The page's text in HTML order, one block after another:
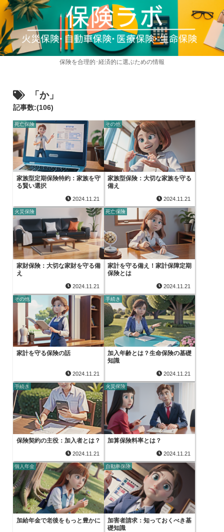
保険を合理的･経済的に選ぶための情報
「か」
記事数:(106)
死亡保険
家族型定期保険特約：家族を守
る賢い選択
2024.11.21
その他
家族型保険：大切な家族を守る
備え
2024.11.21
火災保険
家財保険：大切な家財を守る備
え
2024.11.21
死亡保険
家計を守る備え！家計保障定期
保険とは
2024.11.21
その他
家計を守る保険の話
2024.11.21
手続き
加入年齢とは？生命保険の基礎
知識
2024.11.21
手続き
保険契約の主役：加入者とは？
2024.11.21
火災保険
加算保険料率とは？
2024.11.21
個人年金
加給年金で老後をもっと豊かに
自動車保険
加害者請求：知っておくべき基
礎知識